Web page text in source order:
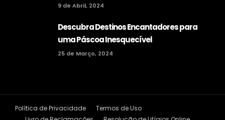
9 de Abril, 2024
Descubra Destinos Encantadores para
uma Páscoa Inesquecível
25 de Março, 2024
Política de Privacidade
Termos de Uso